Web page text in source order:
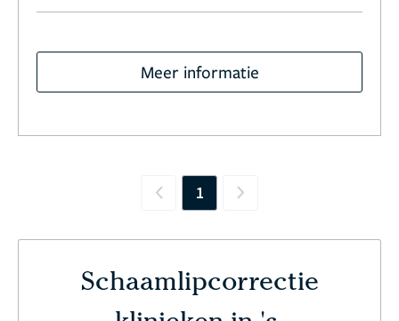
Meer informatie
Previous
1 Next
Schaamlipcorrectie